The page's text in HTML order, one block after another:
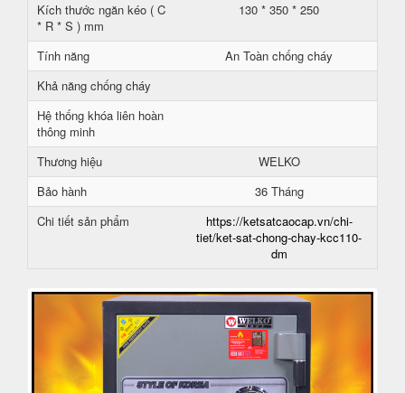
Kích thước ngăn kéo ( C
* R * S ) mm
130 * 350 * 250
Tính năng
An Toàn chống cháy
Khả năng chống cháy
Hệ thống khóa liên hoàn
thông minh
Thương hiệu
WELKO
Bảo hành
36 Tháng
Chi tiết sản phẩm
https://ketsatcaocap.vn/chi-
tiet/ket-sat-chong-chay-kcc110-
dm